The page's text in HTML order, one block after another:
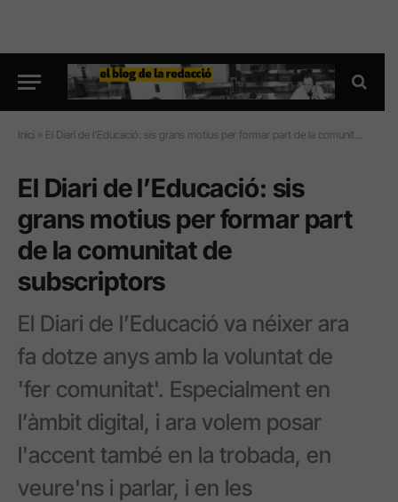
Inici » El Diari de l’Educació: sis grans motius per formar part de la comunitat de subscriptors
El Diari de l’Educació: sis
grans motius per formar part
de la comunitat de
subscriptors
El Diari de l’Educació va néixer ara
fa dotze anys amb la voluntat de
'fer comunitat'. Especialment en
l’àmbit digital, i ara volem posar
l'accent també en la trobada, en
veure'ns i parlar, i en les